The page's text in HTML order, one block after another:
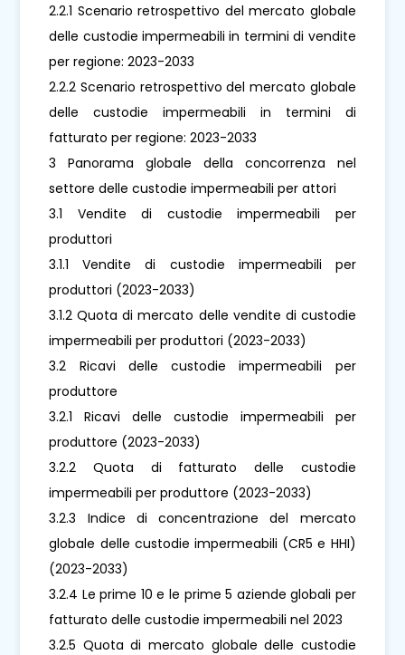
2.2.1 Scenario retrospettivo del mercato globale
delle custodie impermeabili in termini di vendite
per regione: 2023-2033
2.2.2 Scenario retrospettivo del mercato globale
delle custodie impermeabili in termini di
fatturato per regione: 2023-2033
3 Panorama globale della concorrenza nel
settore delle custodie impermeabili per attori
3.1 Vendite di custodie impermeabili per
produttori
3.1.1 Vendite di custodie impermeabili per
produttori (2023-2033)
3.1.2 Quota di mercato delle vendite di custodie
impermeabili per produttori (2023-2033)
3.2 Ricavi delle custodie impermeabili per
produttore
3.2.1 Ricavi delle custodie impermeabili per
produttore (2023-2033)
3.2.2 Quota di fatturato delle custodie
impermeabili per produttore (2023-2033)
3.2.3 Indice di concentrazione del mercato
globale delle custodie impermeabili (CR5 e HHI)
(2023-2033)
3.2.4 Le prime 10 e le prime 5 aziende globali per
fatturato delle custodie impermeabili nel 2023
3.2.5 Quota di mercato globale delle custodie